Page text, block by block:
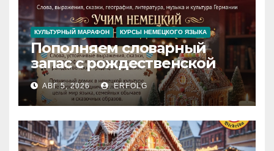
КУЛЬТУРНЫЙ МАРАФОН КУРСЫ НЕМЕЦКОГО ЯЗЫКА
Пополняем словарный
запас с рождественской
сказкой! Учим немецкий
вместе с Lebkuchenhaus
АВГ 5, 2026 ERFOLG